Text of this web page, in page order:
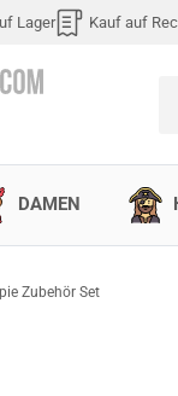
Lager Kauf auf
DAMEN
Zubehör Set